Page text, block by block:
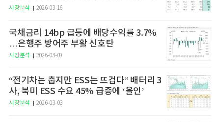
승 전망"
시장분석 2026-03-16
국채금리 14bp 급등에 배당수익률 3.7%
…은행주 방어주 부활 신호탄
시장분석 2026-03-09
“전기차는 춥지만 ESS는 뜨겁다” 배터리 3
사, 북미 ESS 수요 45% 급증에 ‘올인’
시장분석 2026-03-03